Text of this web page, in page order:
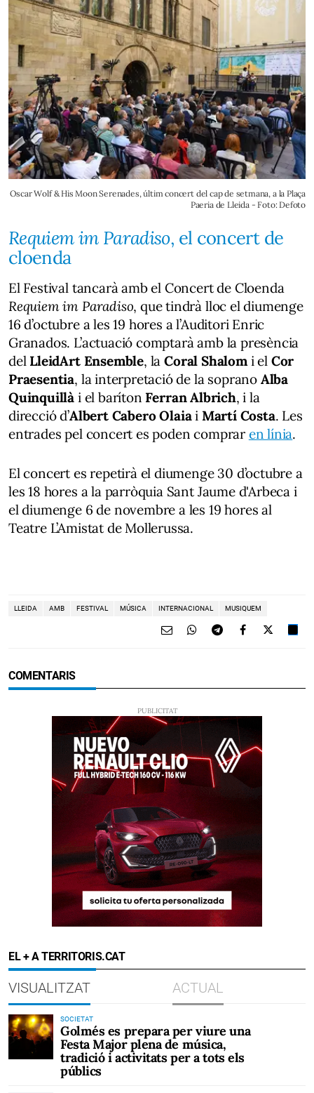
Oscar Wolf & His Moon Serenades, últim concert del cap de setmana, a la Plaça
Paeria de Lleida - Foto: Defoto
Requiem im Paradiso, el concert de
cloenda
El Festival tancarà amb el Concert de Cloenda
Requiem im Paradiso, que tindrà lloc el diumenge
16 d’octubre a les 19 hores a l’Auditori Enric
Granados. L’actuació comptarà amb la presència
del LleidArt Ensemble, laCoral Shalomi el Cor
Praesentia, la interpretació de la soprano Alba
Quinquillà i el baríton Ferran Albrich, i la
direcció d’Albert Cabero Olaiai Martí Costa. Les
entrades pel concert es poden comprar en línia.
El concert es repetirà el diumenge 30 d’octubre a
les 18 hores a la parròquia Sant Jaume d'Arbeca i
el diumenge 6 de novembre a les 19 hores al
Teatre L’Amistat de Mollerussa.
LLEIDA AMB FESTIVAL MÚSICA INTERNACIONAL MUSIQUEM
COMENTARIS
EL + A TERRITORIS.CAT
VISUALITZAT ACTUAL
SOCIETAT
Golmés es prepara per viure una
Festa Major plena de música,
tradició i activitats per a tots els
públics